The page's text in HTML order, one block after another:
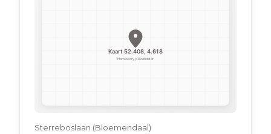
Sterreboslaan (Bloemendaal)